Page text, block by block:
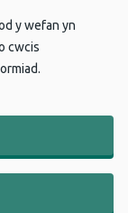
y wefan yn
cwcis